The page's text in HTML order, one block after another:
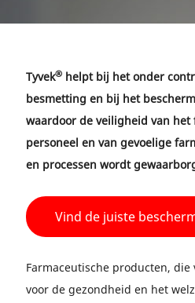
Tyvek® helpt bij het onder
besmetting en bij het
waardoor de veiligheid van het
personeel en van gevoelige
en processen wordt
Vind de juiste
Farmaceutische producten,
voor de gezondheid en het